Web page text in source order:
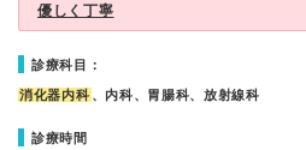
優しく丁寧
診療科目：
消化器内科 、内科、胃腸科、放射線科
診療時間